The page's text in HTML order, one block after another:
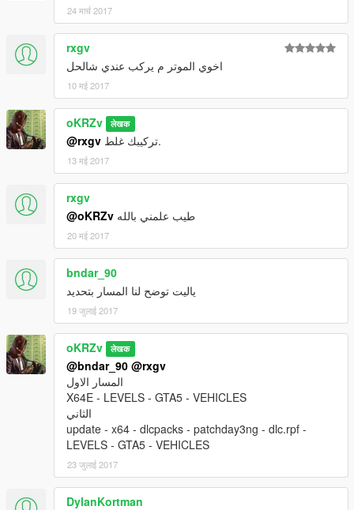
24 मार्च 2017
rxgv
اخوي الموتر م يركب عندي شالحل
10 मई 2017
oKRZv लेखक
@rxgv تركيبك غلط.
13 मई 2017
rxgv
@oKRZv طيب علمني بالله
20 मई 2017
bndar_90
ياليت توضح لنا المسار بتحديد
19 जुलाई 2017
oKRZv लेखक
@bndar_90 @rxgv
المسار الاول
X64E - LEVELS - GTA5 - VEHICLES
الثاني
update - x64 - dlcpacks - patchday3ng - dlc.rpf -
LEVELS - GTA5 - VEHICLES
23 जुलाई 2017
DylanKortman